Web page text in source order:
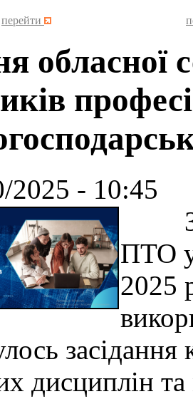
перейти
обласної
2025 - 10:45
ПТО у
2025
засідання
дисциплін